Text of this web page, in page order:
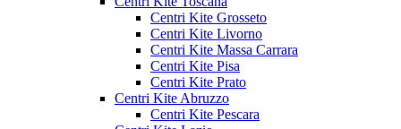
Centri Kite Grosseto
Centri Kite Livorno
Centri Kite Massa Carrara
Centri Kite Pisa
Centri Kite Prato
Centri Kite Abruzzo
Centri Kite Pescara